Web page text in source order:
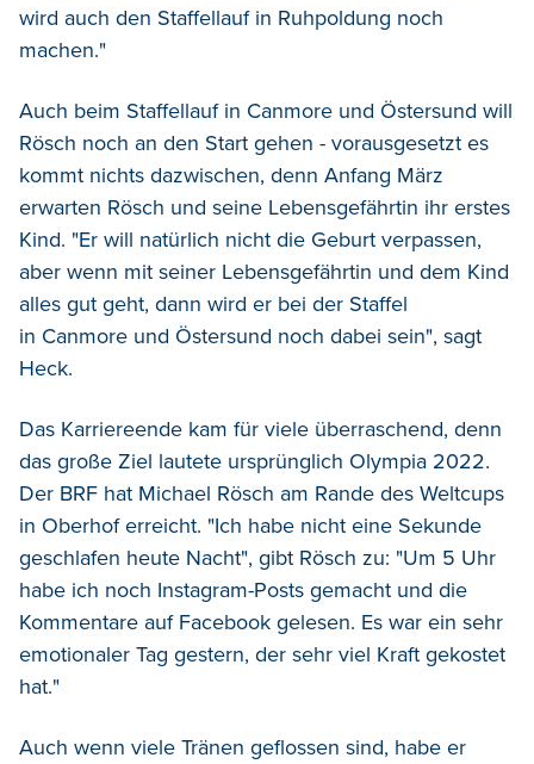
wird auch den Staffellauf in Ruhpoldung noch
machen."
Auch beim Staffellauf in Canmore und Östersund will
Rösch noch an den Start gehen - vorausgesetzt es
kommt nichts dazwischen, denn Anfang März
erwarten Rösch und seine Lebensgefährtin ihr erstes
Kind. "Er will natürlich nicht die Geburt verpassen,
aber wenn mit seiner Lebensgefährtin und dem Kind
alles gut geht, dann wird er bei der Staffel
in Canmore und Östersund noch dabei sein", sagt
Heck.
Das Karriereende kam für viele überraschend, denn
das große Ziel lautete ursprünglich Olympia 2022.
Der BRF hat Michael Rösch am Rande des Weltcups
in Oberhof erreicht. "Ich habe nicht eine Sekunde
geschlafen heute Nacht", gibt Rösch zu: "Um 5 Uhr
habe ich noch Instagram-Posts gemacht und die
Kommentare auf Facebook gelesen. Es war ein sehr
emotionaler Tag gestern, der sehr viel Kraft gekostet
hat."
Auch wenn viele Tränen geflossen sind, habe er